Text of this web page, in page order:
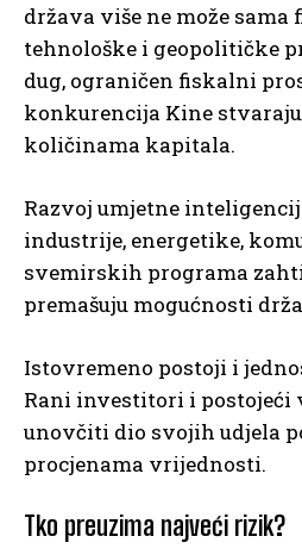
država više ne može
tehnološke i geopolitičke
dug, ograničen fiskalni
konkurencija Kine
količinama kapitala.
Razvoj umjetne
industrije, energetike,
svemirskih programa
premašuju mogućnosti
Istovremeno postoji i
Rani investitori i postojeći
unovčiti dio svojih udjela
procjenama vrijednosti.
Tko preuzima najveći rizik?